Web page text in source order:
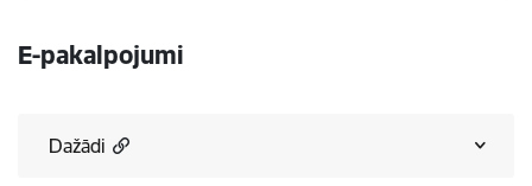
E-pakalpojumi
Dažādi